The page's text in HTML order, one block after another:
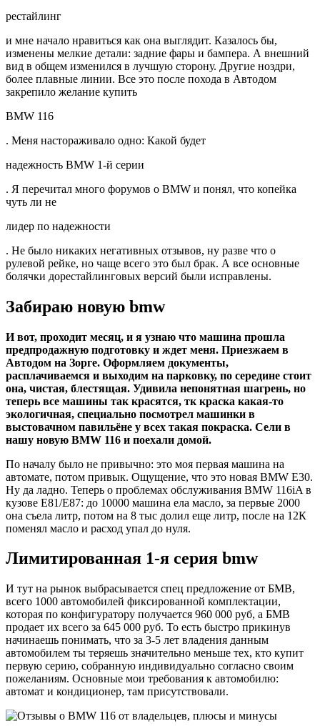
рестайлинг
и мне начало нравиться как она выглядит. Казалось бы,
изменены мелкие детали: задние фары и бампера. А внешний
вид в общем изменился в лучшую сторону. Другие ноздри,
более плавные линии. Все это после похода в Автодом
закрепило желание купить
BMW 116
. Меня настораживало одно: Какой будет
надежность BMW 1-й серии
. Я перечитал много форумов о BMW и понял, что копейка
чуть ли не
лидер по надежности
. Не было никаких негативных отзывов, ну разве что о
рулевой рейке, но чаще всего это был брак. А все основные
болячки дорестайлинговых версий были исправлены.
Забираю новую bmw
И вот, проходит месяц, и я узнаю что машина прошла
предпродажную подготовку и ждет меня. Приезжаем в
Автодом на Зорге. Оформляем документы,
расплачиваемся и выходим на парковку, по середине стоит
она, чистая, блестящая. Удивила непонятная шагрень, но
теперь все машины так красятся, тк краска какая-то
экологичная, специально посмотрел машинки в
выстовачном павильёне у всех такая покраска. Сели в
нашу новую BMW 116 и поехали домой.
По началу было не привычно: это моя первая машина на
автомате, потом привык. Ощущение, что это новая BMW Е30.
Ну да ладно. Теперь о проблемах обслуживания BMW 116iA в
кузове E81/Е87: до 10000 машина ела масло, за первые 2000
она съела литр, потом на 8 тыс долил еще литр, после на 12К
поменял масло и расход упал до нуля.
Лимитированная 1-я серия bmw
И тут на рынок выбрасывается спец предложение от БМВ,
всего 1000 автомобилей фиксированной комплектации,
которая по конфигуратору получается 960 000 руб, а БМВ
продает их всего за 645 000 руб. То есть быстро прикинув
начинаешь понимать, что за 3-5 лет владения данным
автомобилем ты теряешь значительно меньше тех, кто купит
первую серию, собранную индивидуально согласно своим
пожеланиям. Основные мои требования к автомобилю:
автомат и кондиционер, там присутствовали.